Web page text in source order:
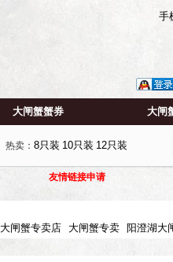
手
大闸蟹蟹券 大闸
热卖： 8只装 10只装 12只装
友情链接申请
大闸蟹专卖店 大闸蟹专卖 阳澄湖大